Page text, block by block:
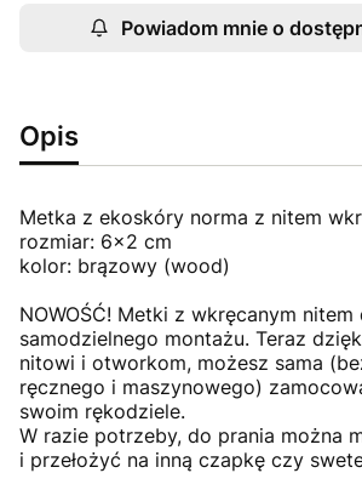
Powiadom mnie o
Opis
Metka z ekoskóry norma z nitem
rozmiar: 6x2 cm
kolor: brązowy (wood)
NOWOŚĆ! Metki z wkręcanym nitem
samodzielnego montażu. Teraz
nitowi i otworkom, możesz sama
ręcznego i maszynowego)
swoim rękodziele.
W razie potrzeby, do prania można
i przełożyć na inną czapkę czy